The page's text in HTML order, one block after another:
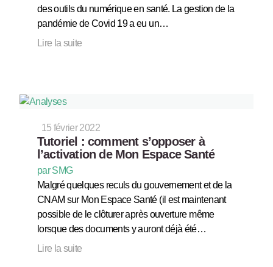
des outils du numérique en santé. La gestion de la
pandémie de Covid 19 a eu un…
Lire la suite
15 février 2022
Tutoriel : comment s’opposer à
l’activation de Mon Espace Santé
par SMG
Malgré quelques reculs du gouvernement et de la
CNAM sur Mon Espace Santé (il est maintenant
possible de le clôturer après ouverture même
lorsque des documents y auront déjà été…
Lire la suite